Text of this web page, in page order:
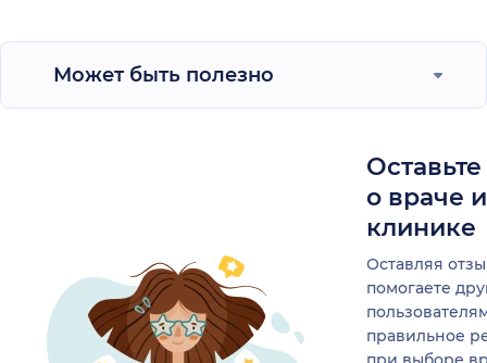
Может быть полезно
о враче
клинике
Оставляя
помогаете
правильное